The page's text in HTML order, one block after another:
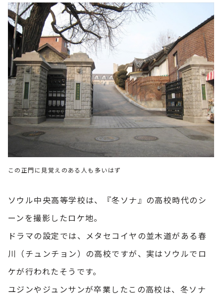
この正門に見覚えのある人も多いはず
ソウル中央高等学校は、『冬ソナ』の高校時代のシ
ーンを撮影したロケ地。
ドラマの設定では、メタセコイヤの並木道がある春
川（チュンチョン）の高校ですが、実はソウルでロ
ケが行われたそうです。
ユジンやジュンサンが卒業したこの高校は、冬ソナ